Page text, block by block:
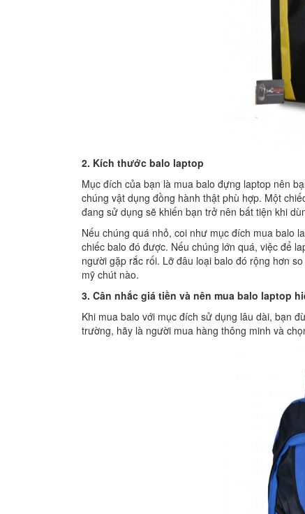
2. Kích thước balo laptop
Mục đích của bạn là mua balo đựng laptop nên
chúng vật dụng đồng hành thật phù hợp. Một
đang sử dụng sẽ khiến bạn trở nên bất tiện khi
Nếu chúng quá nhỏ, coi như mục đích mua balo
chiếc balo đó được. Nếu chúng lớn quá, việc để
người gặp rắc rối. Lỡ đâu loại balo đó rộng hơn
mỹ chút nào.
3. Cân nhắc giá tiền và nên mua balo laptop
Khi mua balo với mục đích sử dụng lâu dài, bạn
trường, hãy là người mua hàng thông minh và